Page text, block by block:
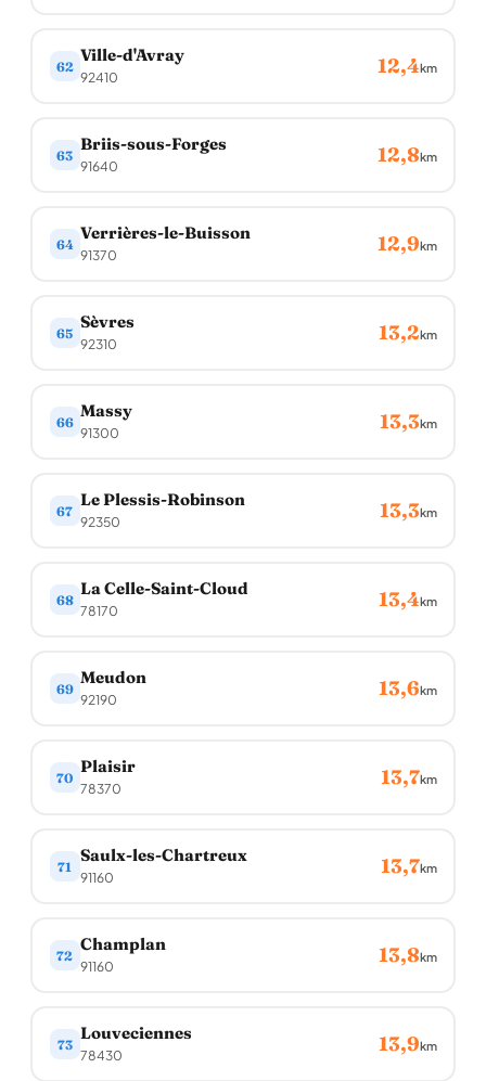
62
Ville-d'Avray
92410 12,4km
63
Briis-sous-Forges
91640 12,8km
64
Verrières-le-Buisson
91370 12,9km
65
Sèvres
92310 13,2km
66
Massy
91300 13,3km
67
Le Plessis-Robinson
92350 13,3km
68
La Celle-Saint-Cloud
78170 13,4km
69
Meudon
92190 13,6km
70
Plaisir
78370 13,7km
71
Saulx-les-Chartreux
91160 13,7km
72
Champlan
91160 13,8km
73
Louveciennes
78430 13,9km